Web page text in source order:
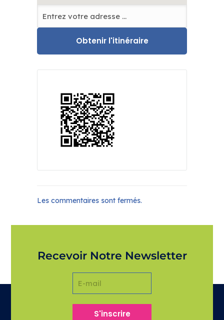
Les commentaires sont fermés.
Recevoir Notre Newsletter
S'inscrire